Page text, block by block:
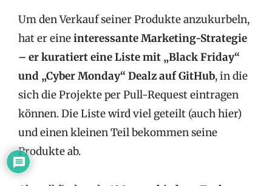
Um den Verkauf seiner Produkte anzukurbeln,
hat er eineinteressante Marketing-Strategie
– er kuratiert eine Liste mit „Black Friday“
und „Cyber Monday“ Dealz auf GitHub, in die
sich die Projekte per Pull-Request eintragen
können. Die Liste wird viel geteilt (auch hier)
und einen kleinen Teil bekommen seine
Produkte ab.